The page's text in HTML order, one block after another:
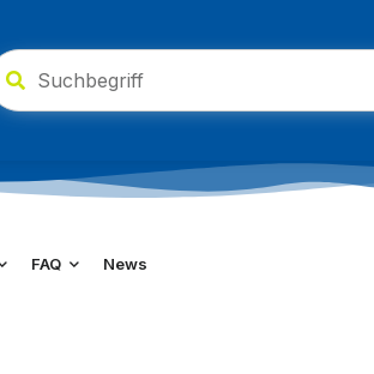
FAQ News